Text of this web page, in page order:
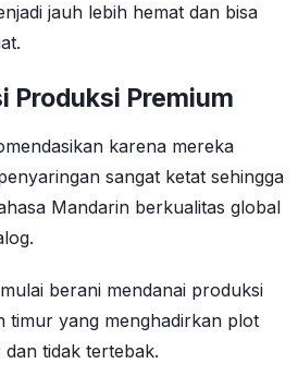
jauh lebih hemat dan bisa
Produksi Premium
karena mereka
sangat ketat sehingga
Mandarin berkualitas global
berani mendanai produksi
timur yang menghadirkan plot
tidak tertebak.